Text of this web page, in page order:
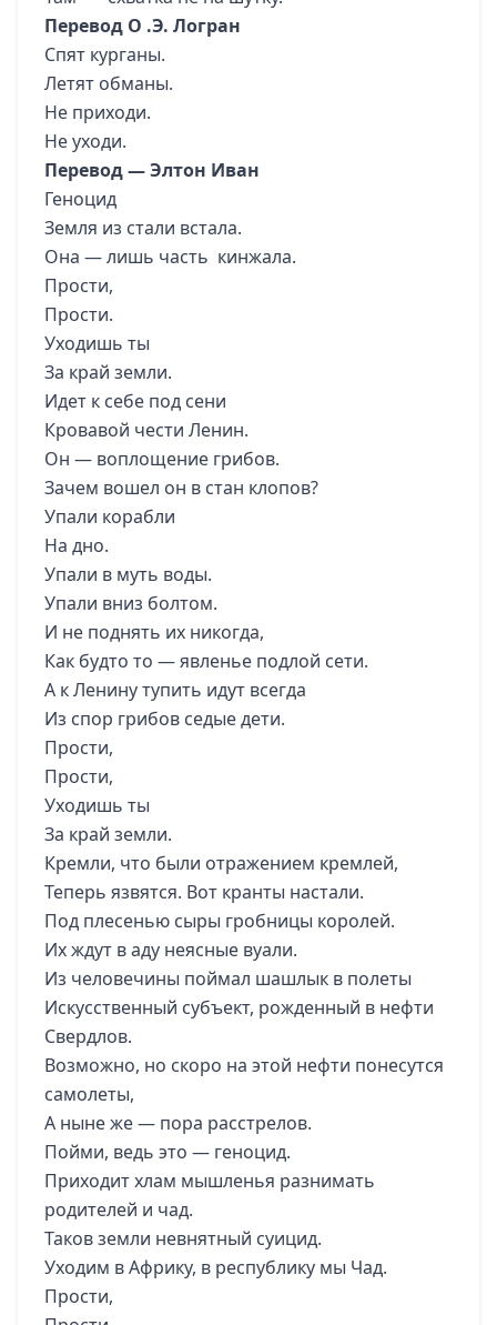
Перевод О .Э. Логран
Спят курганы.
Летят обманы.
Не приходи.
Не уходи.
Перевод — Элтон Иван
Геноцид
Земля из стали встала.
Она — лишь часть кинжала.
Прости,
Прости.
Уходишь ты
За край земли.
Идет к себе под сени
Кровавой чести Ленин.
Он — воплощение грибов.
Зачем вошел он в стан клопов?
Упали корабли
На дно.
Упали в муть воды.
Упали вниз болтом.
И не поднять их никогда,
Как будто то — явленье подлой сети.
А к Ленину тупить идут всегда
Из спор грибов седые дети.
Прости,
Прости,
Уходишь ты
За край земли.
Кремли, что были отражением кремлей,
Теперь язвятся. Вот кранты настали.
Под плесенью сыры гробницы королей.
Их ждут в аду неясные вуали.
Из человечины поймал шашлык в полеты
Искусственный субъект, рожденный в нефти
Свердлов.
Возможно, но скоро на этой нефти понесутся
самолеты,
А ныне же — пора расстрелов.
Пойми, ведь это — геноцид.
Приходит хлам мышленья разнимать
родителей и чад.
Таков земли невнятный суицид.
Уходим в Африку, в республику мы Чад.
Прости,